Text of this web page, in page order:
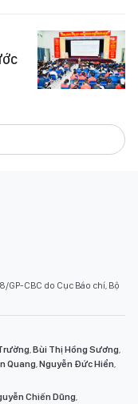
CBC do Cục Báo chí, Bộ
Bùi Thị Hồng Sương
Quang Nguyễn Đức Hiển
Chiến Dũng